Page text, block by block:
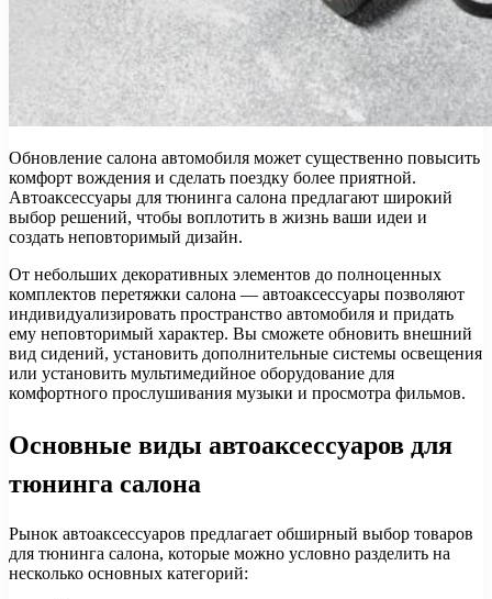
Обновление салона автомобиля может существенно повысить
комфорт вождения и сделать поездку более приятной.
Автоаксессуары для тюнинга салона предлагают широкий
выбор решений, чтобы воплотить в жизнь ваши идеи и
создать неповторимый дизайн.
От небольших декоративных элементов до полноценных
комплектов перетяжки салона — автоаксессуары позволяют
индивидуализировать пространство автомобиля и придать
ему неповторимый характер. Вы сможете обновить внешний
вид сидений, установить дополнительные системы освещения
или установить мультимедийное оборудование для
комфортного прослушивания музыки и просмотра фильмов.
Основные виды автоаксессуаров для
тюнинга салона
Рынок автоаксессуаров предлагает обширный выбор товаров
для тюнинга салона, которые можно условно разделить на
несколько основных категорий: